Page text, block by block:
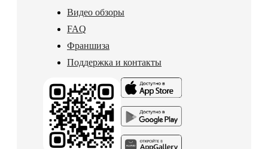
Видео обзоры
FAQ
Франшиза
Поддержка и контакты